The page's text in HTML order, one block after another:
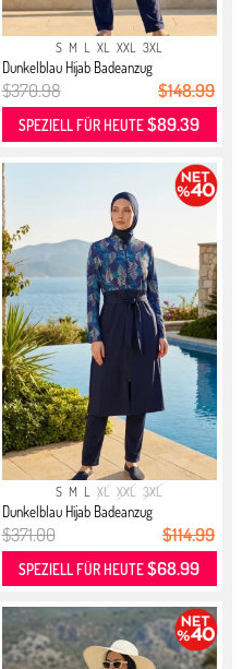
S M L XL XXL 3XL
Dunkelblau Hijab Badeanzug
$370.98 $148.99
SPEZIELL FÜR HEUTE$89.39
S M L XL XXL 3XL
Dunkelblau Hijab Badeanzug
$371.00 $114.99
SPEZIELL FÜR HEUTE$68.99